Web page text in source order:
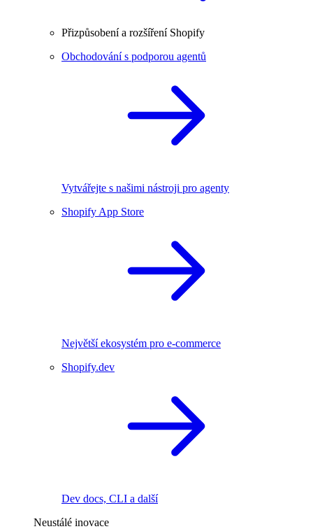
Přizpůsobení a rozšíření Shopify
Obchodování s podporou agentů
Vytvářejte s našimi nástroji pro agenty
Shopify App Store
Největší ekosystém pro e-commerce
Shopify.dev
Dev docs, CLI a další
Neustálé inovace